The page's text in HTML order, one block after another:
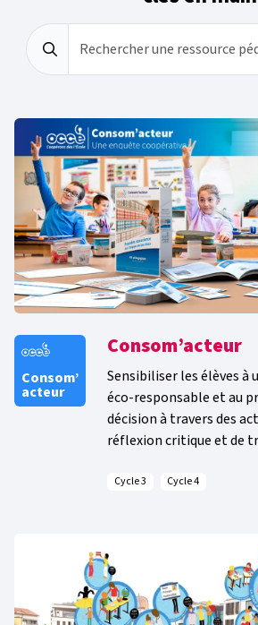
Rechercher une ressource
Consom’
acteur
Consom’acteur
Sensibiliser les élèves
éco-responsable et au
décision à travers des
réflexion critique et de
Cycle 3 Cycle 4